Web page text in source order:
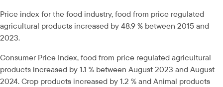
Price index for the food industry, food from price regulated
agricultural products increased by 48.9 % between 2015 and
2023.
Consumer Price Index, food from price regulated agricultural
products increased by 1.1 % between August 2023 and August
2024. Crop products increased by 1.2 % and Animal products